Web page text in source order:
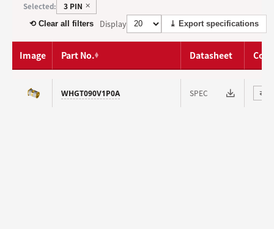
Selected: 3 PIN ✕
⟲ Clear all filters Display ⤓ Export specifications
Image Part No. Datasheet
WHGT090V1P0A SPEC ⇄